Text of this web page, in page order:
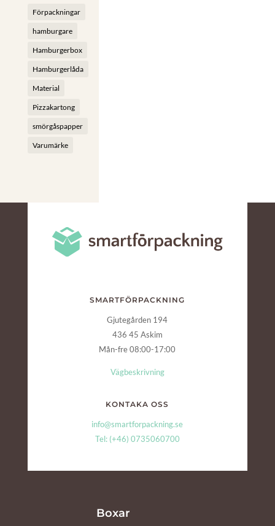
Förpackningar
hamburgare
Hamburgerbox
Hamburgerlåda
Material
Pizzakartong
smörgåspapper
Varumärke
SMARTFÖRPACKNING
Gjutegården 194
436 45 Askim
Mån-fre 08:00-17:00
Vägbeskrivning
KONTAKA OSS
info@smartforpackning.se
Tel: (+46) 0735060700
Boxar